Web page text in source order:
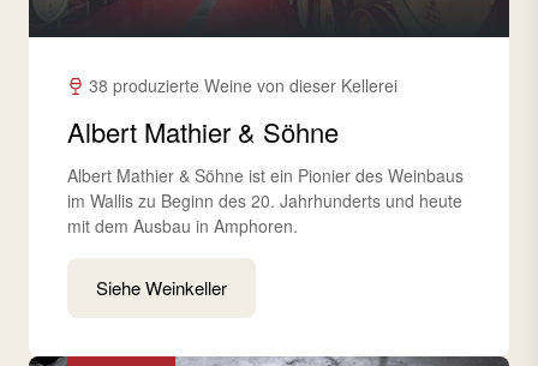
38 produzierte Weine von dieser Kellerei
Albert Mathier & Söhne
Albert Mathier & Söhne ist ein Pionier des Weinbaus
im Wallis zu Beginn des 20. Jahrhunderts und heute
mit dem Ausbau in Amphoren.
Siehe Weinkeller